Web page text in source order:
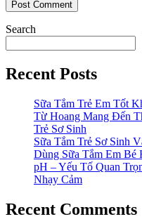
Search
Recent Posts
Sữa Tắm Trẻ Em Tốt
Từ Hoang Mang Đến
Trẻ Sơ Sinh
Sữa Tắm Trẻ Sơ Sinh
Dùng Sữa Tắm Em
pH – Yếu Tố Quan
Nhạy Cảm
Recent Comments